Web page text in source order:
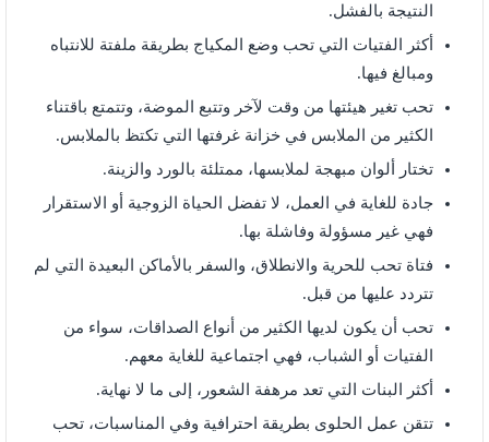
النتيجة بالفشل.
أكثر الفتيات التي تحب وضع المكياج بطريقة ملفتة للانتباه
ومبالغ فيها.
تحب تغير هيئتها من وقت لآخر وتتبع الموضة، وتتمتع باقتناء
الكثير من الملابس في خزانة غرفتها التي تكتظ بالملابس.
تختار ألوان مبهجة لملابسها، ممتلئة بالورد والزينة.
جادة للغاية في العمل، لا تفضل الحياة الزوجية أو الاستقرار
فهي غير مسؤولة وفاشلة بها.
فتاة تحب للحرية والانطلاق، والسفر بالأماكن البعيدة التي لم
تتردد عليها من قبل.
تحب أن يكون لديها الكثير من أنواع الصداقات، سواء من
الفتيات أو الشباب، فهي اجتماعية للغاية معهم.
أكثر البنات التي تعد مرهفة الشعور، إلى ما لا نهاية.
تتقن عمل الحلوى بطريقة احترافية وفي المناسبات، تحب